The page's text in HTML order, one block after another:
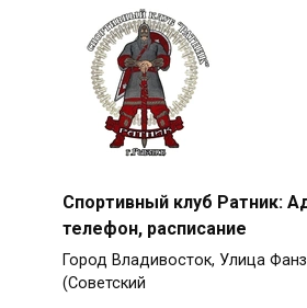
Спортивный клуб Ратник:
телефон, расписание
Город Владивосток, Улица
(Советский